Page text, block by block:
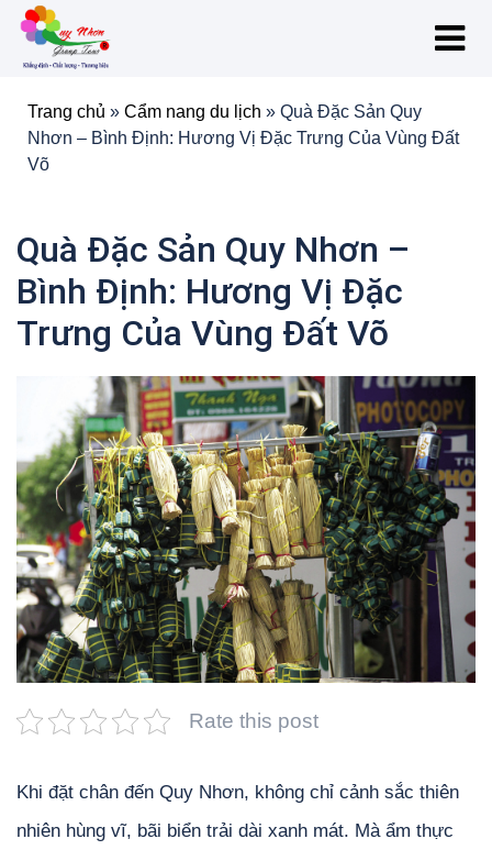
Trang chủ » Cẩm nang du lịch » Quà Đặc Sản Quy
Nhơn – Bình Định: Hương Vị Đặc Trưng Của Vùng Đất
Võ
Quà Đặc Sản Quy Nhơn –
Bình Định: Hương Vị Đặc
Trưng Của Vùng Đất Võ
Rate this post
Khi đặt chân đến Quy Nhơn, không chỉ cảnh sắc thiên
nhiên hùng vĩ, bãi biển trải dài xanh mát. Mà ẩm thực